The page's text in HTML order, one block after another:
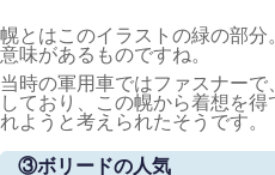
幌とはこのイラストの緑の部
意味があるものですね。
当時の軍用車ではファスナー
しており、この幌から着想を
れようと考えられたそうです。
③ボリードの人気